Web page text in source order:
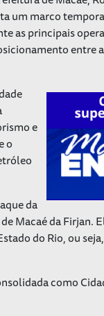
um marco
as principais
entre
e
o
da
Macaé da Firjan.
do Rio, ou
como